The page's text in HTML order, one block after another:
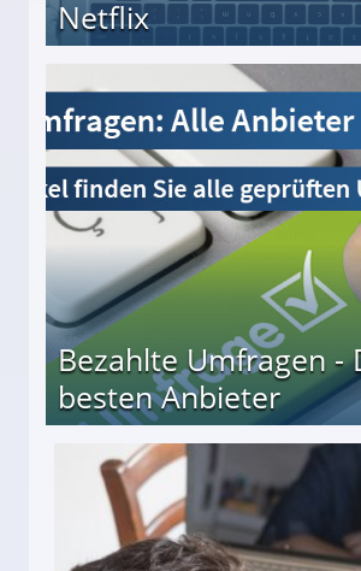
Netflix
Bezahlte Umfragen -
besten Anbieter